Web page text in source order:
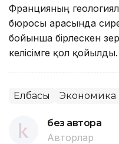
Францияның
бюросы арасында
бойынша бірлескен
келісімге қол қойылды.
Елбасы Экономика
без автора
Авторлар